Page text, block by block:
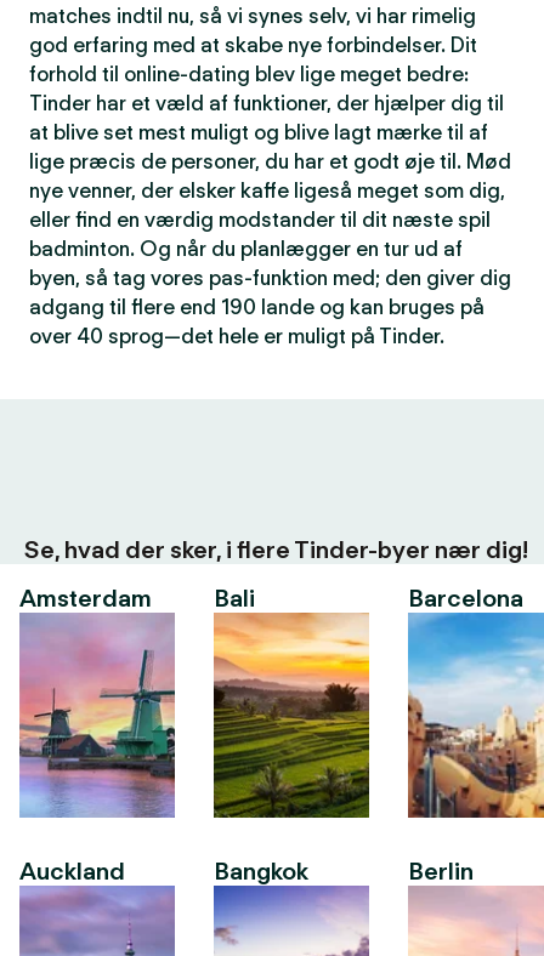
matches indtil nu, så vi synes selv, vi har rimelig
god erfaring med at skabe nye forbindelser. Dit
forhold til online-dating blev lige meget bedre:
Tinder har et væld af funktioner, der hjælper dig til
at blive set mest muligt og blive lagt mærke til af
lige præcis de personer, du har et godt øje til. Mød
nye venner, der elsker kaffe ligeså meget som dig,
eller find en værdig modstander til dit næste spil
badminton. Og når du planlægger en tur ud af
byen, så tag vores pas-funktion med; den giver dig
adgang til flere end 190 lande og kan bruges på
over 40 sprog—det hele er muligt på Tinder.
Se, hvad der sker, i flere Tinder-byer nær dig!
Amsterdam
Auckland
Bali
Bangkok
Barcelona
Berlin